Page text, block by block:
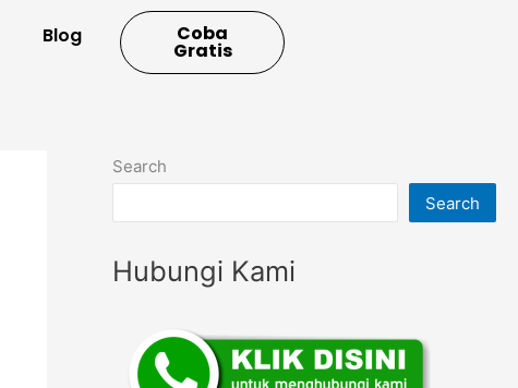
Blog Coba
Gratis
Search
Search
Hubungi Kami